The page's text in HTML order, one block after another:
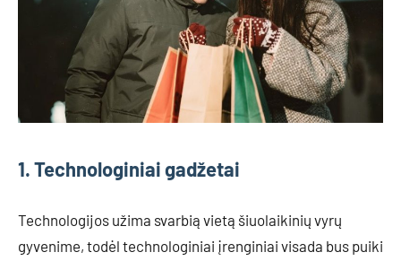
1. Technologiniai gadžetai
Technologijos užima svarbią vietą šiuolaikinių vyrų
gyvenime, todėl technologiniai įrenginiai visada bus puiki